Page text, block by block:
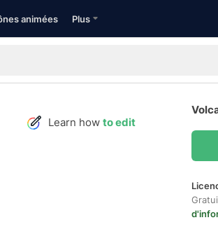
animées Plus
Learn how to edit